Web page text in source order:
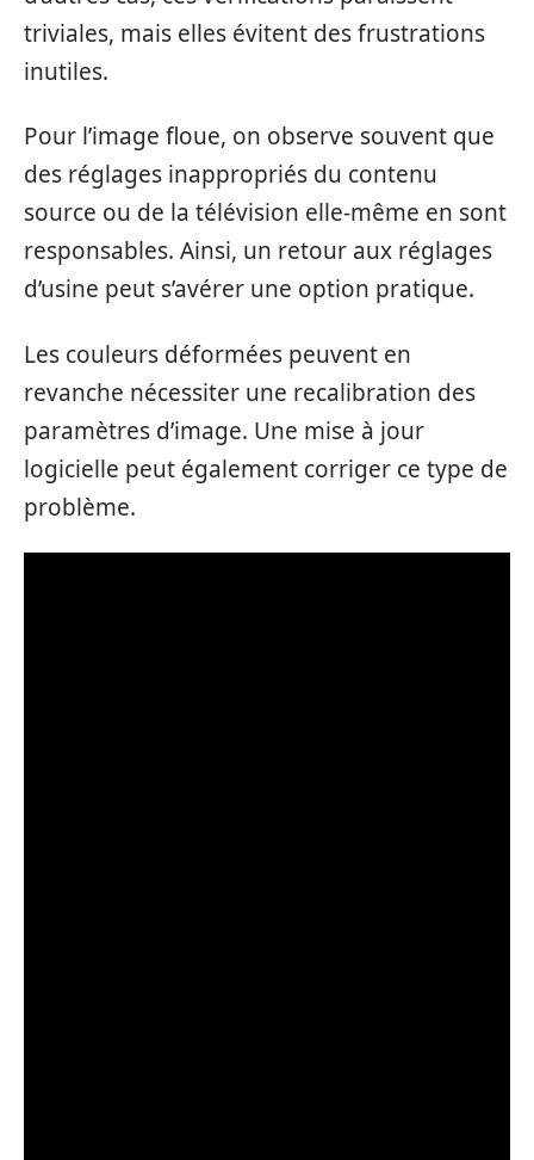
triviales, mais elles évitent des frustrations
inutiles.
Pour l’image floue, on observe souvent que
des réglages inappropriés du contenu
source ou de la télévision elle-même en sont
responsables. Ainsi, un retour aux réglages
d’usine peut s’avérer une option pratique.
Les couleurs déformées peuvent en
revanche nécessiter une recalibration des
paramètres d’image. Une mise à jour
logicielle peut également corriger ce type de
problème.